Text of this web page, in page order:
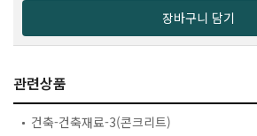
장바구니 담기
관련상품
건축-건축재료-3(콘크리트)